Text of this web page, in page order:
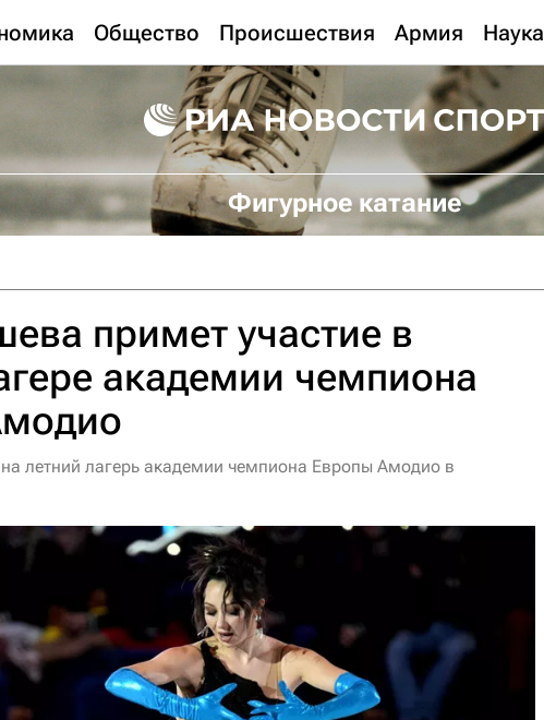
Общество Происшествия Армия Наука
Фигурное катание
примет участие в
академии чемпиона
летний лагерь академии чемпиона Европы Амодио в